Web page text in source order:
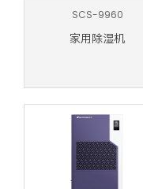
SCS-9960
家用除湿机